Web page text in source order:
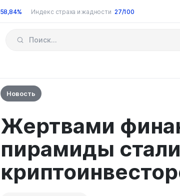
58,84% Индекс страха и жадности 27/100
Новость
Жертвами
пирамиды